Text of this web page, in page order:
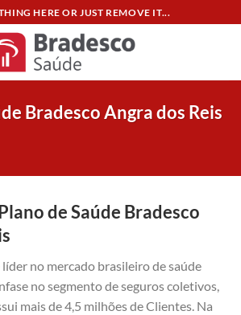
HERE OR JUST REMOVE IT...
Bradesco Angra dos Reis
de Saúde Bradesco
líder no mercado brasileiro de saúde
no segmento de seguros coletivos,
mais de 4,5 milhões de Clientes. Na